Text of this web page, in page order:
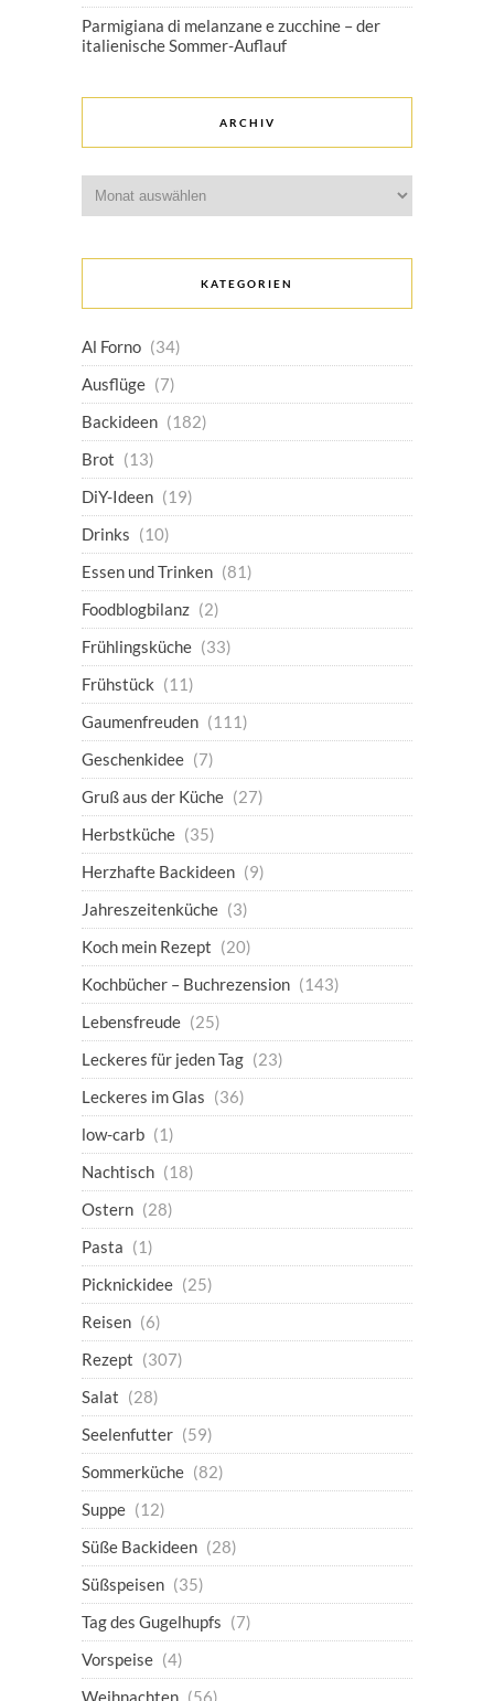
Parmigiana di melanzane e zucchine – der
italienische Sommer-Auflauf
ARCHIV
KATEGORIEN
Al Forno (34)
Ausflüge (7)
Backideen (182)
Brot (13)
DiY-Ideen (19)
Drinks (10)
Essen und Trinken (81)
Foodblogbilanz (2)
Frühlingsküche (33)
Frühstück (11)
Gaumenfreuden (111)
Geschenkidee (7)
Gruß aus der Küche (27)
Herbstküche (35)
Herzhafte Backideen (9)
Jahreszeitenküche (3)
Koch mein Rezept (20)
Kochbücher – Buchrezension (143)
Lebensfreude (25)
Leckeres für jeden Tag (23)
Leckeres im Glas (36)
low-carb (1)
Nachtisch (18)
Ostern (28)
Pasta (1)
Picknickidee (25)
Reisen (6)
Rezept (307)
Salat (28)
Seelenfutter (59)
Sommerküche (82)
Suppe (12)
Süße Backideen (28)
Süßspeisen (35)
Tag des Gugelhupfs (7)
Vorspeise (4)
Weihnachten (56)